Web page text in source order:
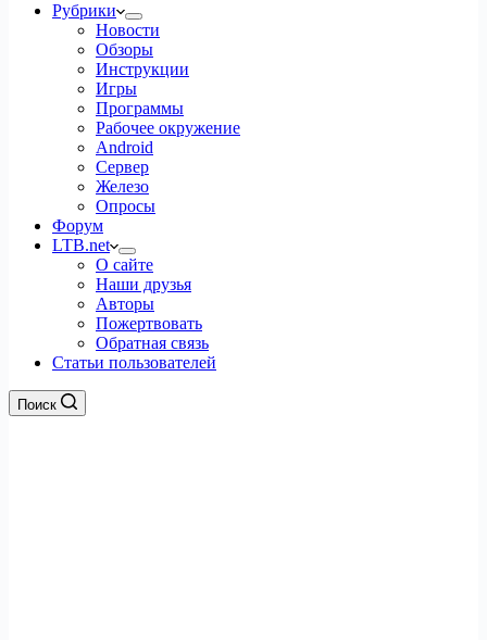
Рубрики
Новости
Обзоры
Инструкции
Игры
Программы
Рабочее окружение
Android
Сервер
Железо
Опросы
Форум
LTB.net
О сайте
Наши друзья
Авторы
Пожертвовать
Обратная связь
Статьи пользователей
Поиск